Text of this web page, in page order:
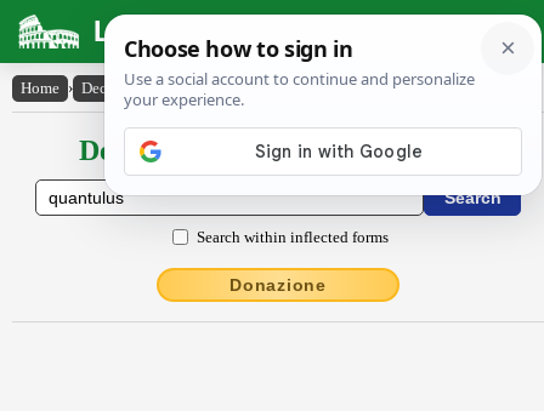
Latin Dictionary
Home › Declensions / Conjugations › quantŭlus
Declensions / Conjugations latin
Search within inflected forms
Donazione